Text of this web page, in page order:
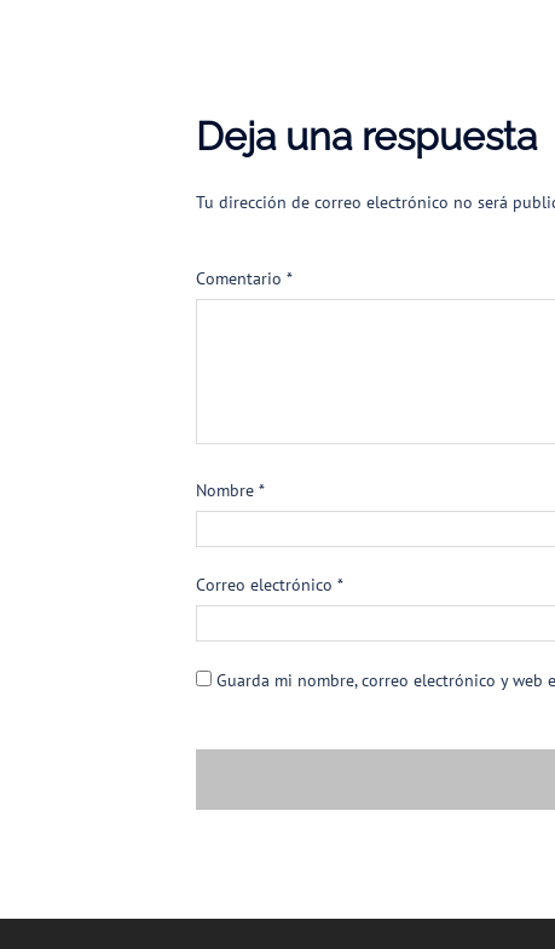
Deja una respuesta
Tu dirección de correo electrónico no será
Comentario *
Nombre *
Correo electrónico *
Guarda mi nombre, correo electrónico y web